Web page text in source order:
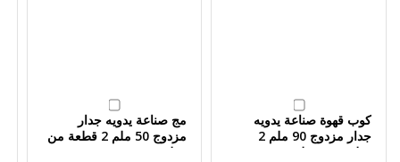
كوب قهوة صناعة يدويه
جدار مزدوج 90 ملم 2
قطعة من مولوم
مج صناعة يدويه جدار
مزدوج 50 ملم 2 قطعة من
مولوم